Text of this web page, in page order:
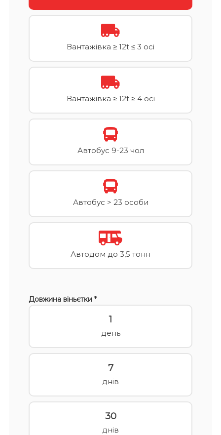
Вантажівка ≥ 12t ≤ 3 осі
Вантажівка ≥ 12t ≥ 4 осі
Автобус 9-23 чол
Автобус > 23 особи
Автодом до 3,5 тонн
Довжина віньєтки *
1
день
7
днів
30
днів